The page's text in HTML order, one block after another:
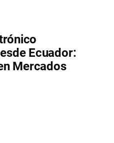
Ecuador:
Mercados